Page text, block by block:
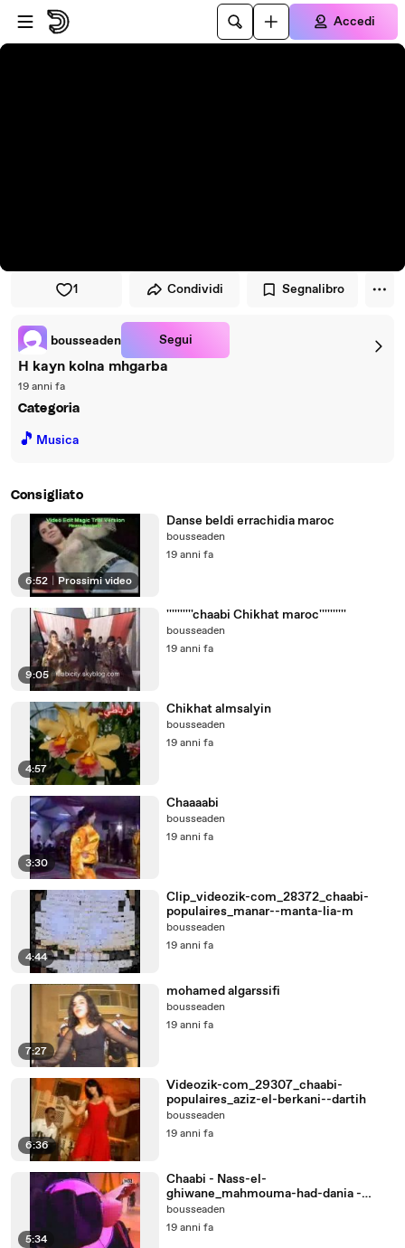
Vai al lettore
Passa al contenuto principale
Accedi
1 Condividi Segnalibro
bousseaden Segui
H kayn kolna mhgarba
19 anni fa
Categoria
🎵 Musica
Consigliato
6:52 Prossimi video
Danse beldi errachidia maroc
bousseaden
19 anni fa
9:05
''''''''''chaabi Chikhat maroc''''''''''
bousseaden
19 anni fa
4:57
Chikhat almsalyin
bousseaden
19 anni fa
3:30
Chaaaabi
bousseaden
19 anni fa
4:44
Clip_videozik-com_28372_chaabi-
populaires_manar--manta-lia-m
bousseaden
19 anni fa
7:27
mohamed algarssifi
bousseaden
19 anni fa
6:36
Videozik-com_29307_chaabi-
populaires_aziz-el-berkani--dartih
bousseaden
19 anni fa
5:34
Chaabi - Nass-el-
ghiwane_mahmouma-had-dania -
Maroc Bouznika
bousseaden
19 anni fa